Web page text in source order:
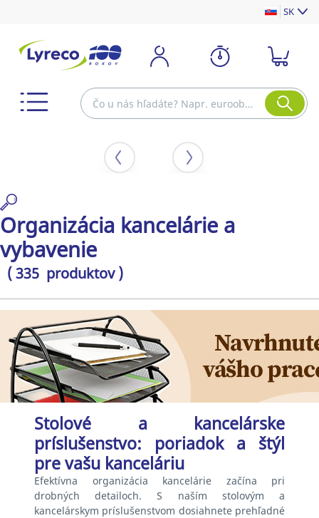
SK
Organizácia kancelárie a
vybavenie
( 335 produktov )
Stolové a kancelárske
príslušenstvo: poriadok a štýl
pre vašu kanceláriu
Efektívna organizácia kancelárie začína pri
drobných detailoch. S naším stolovým a
kancelárskym príslušenstvom dosiahnete prehľadné